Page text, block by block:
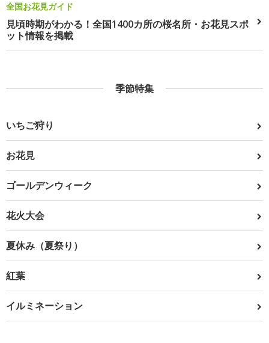
全国お花見ガイド
見頃時期がわかる！全国1400カ所の桜名所・お花見スポ
ット情報を掲載
季節特集
いちご狩り
お花見
ゴールデンウィーク
花火大会
夏休み（夏祭り）
紅葉
イルミネーション